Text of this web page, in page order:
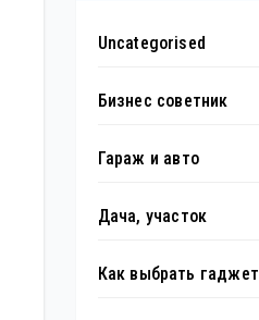
Uncategorised
Бизнес советник
Гараж и авто
Дача, участок
Как выбрать гаджет